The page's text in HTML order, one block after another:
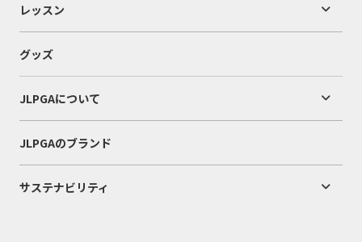
レッスン
グッズ
JLPGAについて
JLPGAのブランド
サステナビリティ